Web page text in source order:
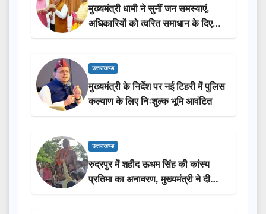
मुख्यमंत्री धामी ने सुनीं जन समस्याएं,
अधिकारियों को त्वरित समाधान के दिए
निर्देश
उत्तराखण्ड
मुख्यमंत्री के निर्देश पर नई टिहरी में पुलिस
कल्याण के लिए निःशुल्क भूमि आवंटित
उत्तराखण्ड
रुद्रपुर में शहीद ऊधम सिंह की कांस्य
प्रतिमा का अनावरण, मुख्यमंत्री ने दी
₹3.85 करोड़ की विकास परियोजनाओं